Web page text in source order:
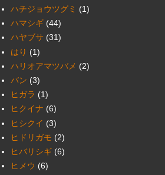
ハチジョウツグミ (1)
ハマシギ (44)
ハヤブサ (31)
はり (1)
ハリオアマツバメ (2)
バン (3)
ヒガラ (1)
ヒクイナ (6)
ヒシクイ (3)
ヒドリガモ (2)
ヒバリシギ (6)
ヒメウ (6)